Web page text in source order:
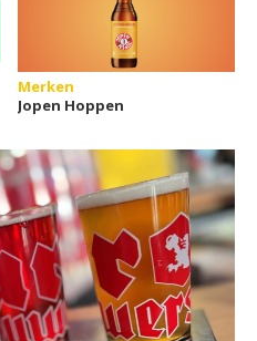
Merken
Jopen Hoppen